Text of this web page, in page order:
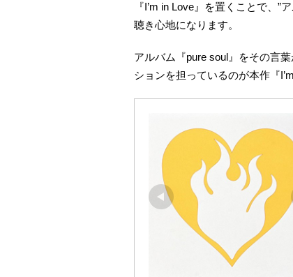
『I’m in Love』を置くことで、”
聴き心地になります。
アルバム『pure soul』をその言
ションを担っているのが本作『